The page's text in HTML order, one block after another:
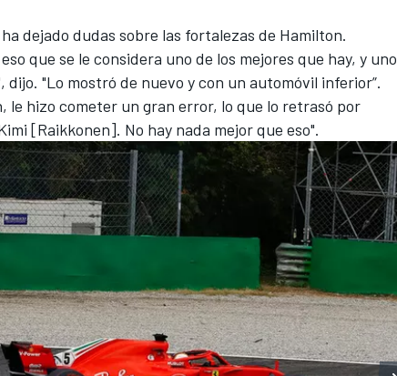
dejado dudas sobre las fortalezas de Hamilton.
que se le considera uno de los mejores que hay, y uno
dijo. "Lo mostró de nuevo y con un automóvil inferior”.
le hizo cometer un gran error, lo que lo retrasó por
[Raikkonen]. No hay nada mejor que eso".